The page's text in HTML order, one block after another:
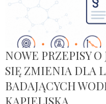
NOWE PRZEPISY
SIĘ ZMIENIA DLA
BADAJĄCYCH